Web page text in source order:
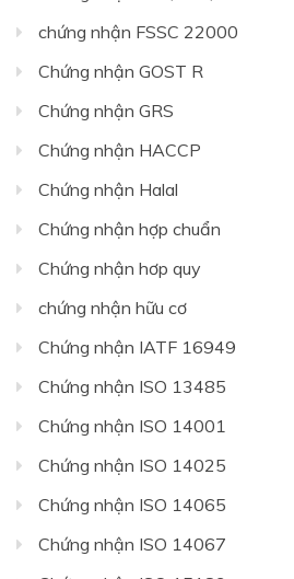
chứng nhận FSSC 22000
Chứng nhận GOST R
Chứng nhận GRS
Chứng nhận HACCP
Chứng nhận Halal
Chứng nhận hợp chuẩn
Chứng nhận hơp quy
chứng nhận hữu cơ
Chứng nhận IATF 16949
Chứng nhận ISO 13485
Chứng nhận ISO 14001
Chứng nhận ISO 14025
Chứng nhận ISO 14065
Chứng nhận ISO 14067